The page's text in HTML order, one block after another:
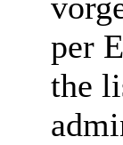
per
the